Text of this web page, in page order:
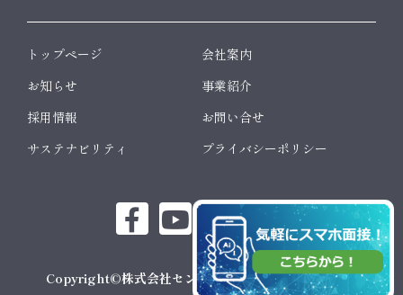
トップページ
会社案内
お知らせ
事業紹介
採用情報
お問い合せ
サステナビリティ
プライバシーポリシー
Copyright©株式会社センエー All Rights Reserved.